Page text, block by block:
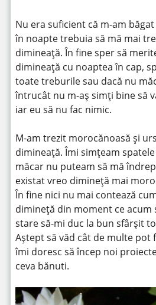
Nu era suficient că m-am
în noapte trebuia să mă mai
dimineață. În fine sper să
dimineață cu noaptea în cap,
toate treburile sau dacă nu
întrucât nu m-aș simți bine să
iar eu să nu fac nimic.
M-am trezit morocănoasă și
dimineață. Îmi simțeam
măcar nu puteam să mă
existat vreo dimineță mai
În fine nici nu mai contează
dimineță din moment ce acum
stare să-mi duc la bun sfârșit
Aștept să văd cât de multe pot
îmi doresc să încep noi
ceva bănuti.